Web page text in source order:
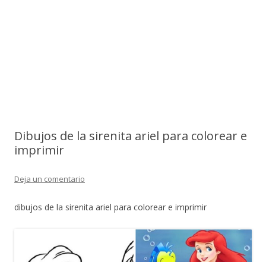
Dibujos de la sirenita ariel para colorear e
imprimir
Deja un comentario
dibujos de la sirenita ariel para colorear e imprimir